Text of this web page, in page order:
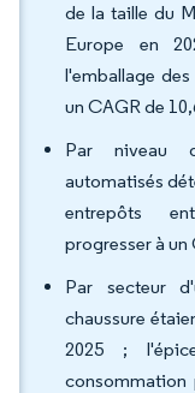
de la taille du
Europe en
l'emballage
un CAGR de
Par niveau
automatisés
entrepôts
progresser à un
Par secteur
chaussure
2025 ;
consommation